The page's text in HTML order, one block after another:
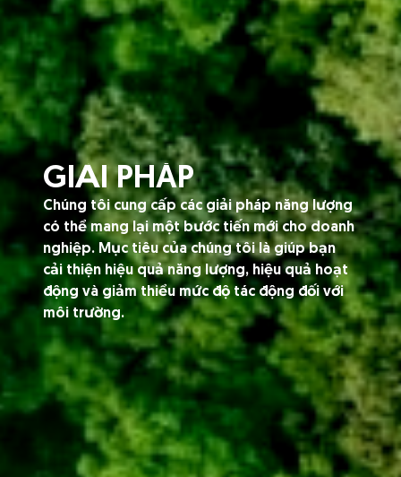
GIẢI PHÁP
Chúng tôi cung cấp các giải pháp năng lượng
có thể mang lại một bước tiến mới cho doanh
nghiệp. Mục tiêu của chúng tôi là giúp bạn
cải thiện hiệu quả năng lượng, hiệu quả hoạt
động và giảm thiểu mức độ tác động đối với
môi trường.